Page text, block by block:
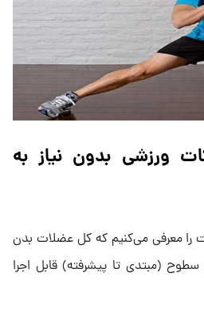
ورزشی بدون نیاز به
را معرفی می‌کنیم که کل عضلات بدن
سطوح (مبتدی تا پیشرفته) قابل اجرا